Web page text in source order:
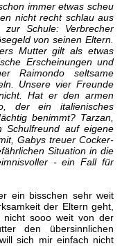
immer etwas scheu
nicht recht schlau aus
Schule: Verbrecher
von seinen Eltern.
Mutter gilt als etwas
Erscheinungen und
Raimondo seltsame
Unsere vier Freunde
Hat er den armen
der ein italienisches
benimmt? Tarzan,
Schulfreund auf eigene
Gabys treuer Cocker-
Situation in die
- ein Fall für
ein bisschen sehr weit
der Eltern geht,
nicht sooo weit von der
den übersinnlichen
sich mir einfach nicht